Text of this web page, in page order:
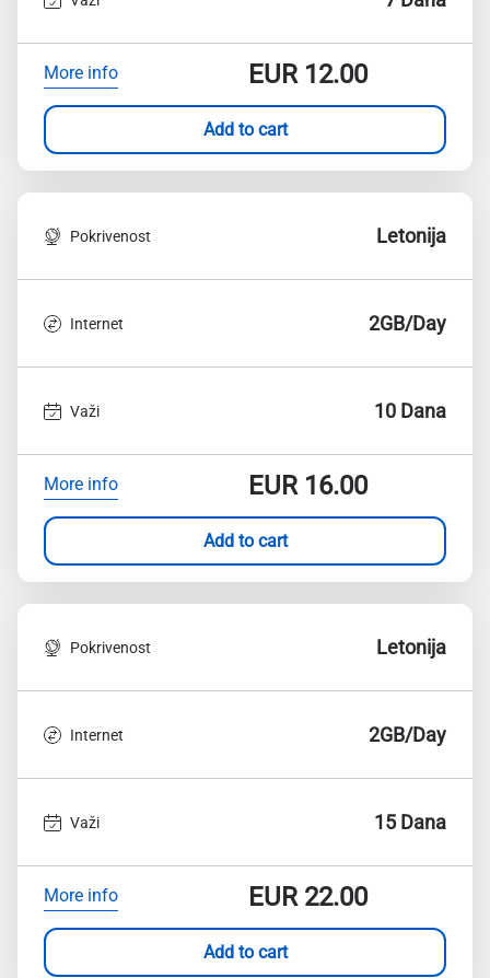
More info EUR12.00
Add to cart
Pokrivenost Letonija
Internet 2GB/Day
Važi 10 Dana
More info EUR16.00
Add to cart
Pokrivenost Letonija
Internet 2GB/Day
Važi 15 Dana
More info EUR22.00
Add to cart